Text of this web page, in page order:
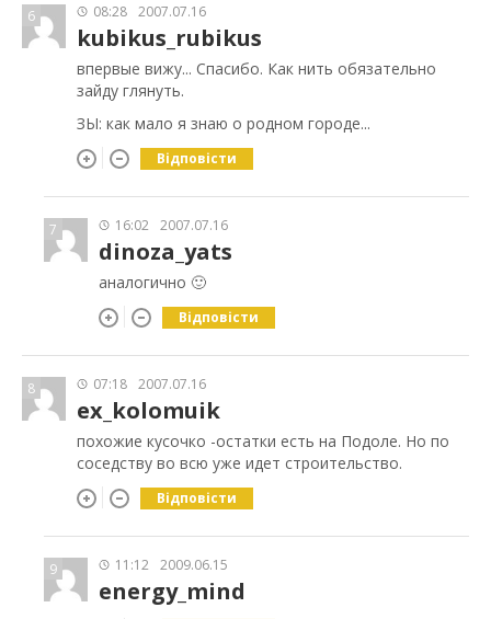
6 08:28 2007.07.16
kubikus_rubikus
впервые вижу... Спасибо. Как нить обязательно
зайду глянуть.
ЗЫ: как мало я знаю о родном городе...
Відповісти
7 16:02 2007.07.16
dinoza_yats
аналогично 🙂
Відповісти
8 07:18 2007.07.16
ex_kolomuik
похожие кусочко -остатки есть на Подоле. Но по
соседству во всю уже идет строительство.
Відповісти
9 11:12 2009.06.15
energy_mind